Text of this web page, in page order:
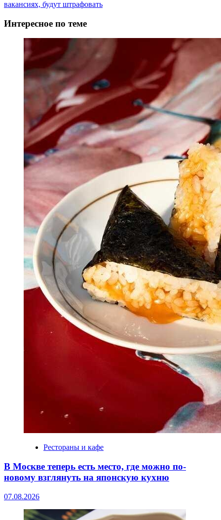
вакансиях, будут штрафовать
Интересное по теме
Рестораны и кафе
В Москве теперь есть место, где можно по-
новому взглянуть на японскую кухню
07.08.2026